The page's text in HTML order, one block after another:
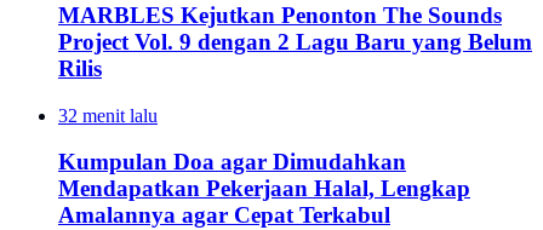
MARBLES Kejutkan Penonton The Sounds
Project Vol. 9 dengan 2 Lagu Baru yang Belum
Rilis
32 menit lalu
Kumpulan Doa agar Dimudahkan
Mendapatkan Pekerjaan Halal, Lengkap
Amalannya agar Cepat Terkabul